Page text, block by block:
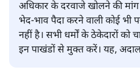
अधिकार के दरवाजे खोलने की
भेद-भाव पैदा करने वाली कोई भी
नहीं है। सभी धर्मों के ठेकेदारों को
इन पाखंडों से मुक्त करें। यह,